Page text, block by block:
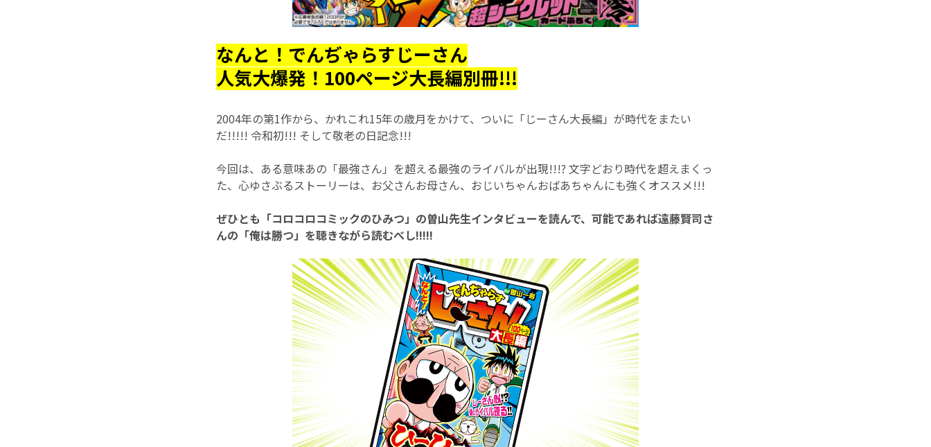
なんと！でんぢゃらすじーさん
人気大爆発！100ページ大長編別冊!!!
2004年の第1作から、かれこれ15年の歳月をかけて、ついに「じーさん大長編」が時代をまたい
だ!!!!! 令和初!!! そして敬老の日記念!!!
今回は、ある意味あの「最強さん」を超える最強のライバルが出現!!!? 文字どおり時代を超えまくっ
た、心ゆさぶるストーリーは、お父さんお母さん、おじいちゃんおばあちゃんにも強くオススメ!!!
ぜひとも「コロコロコミックのひみつ」の曽山先生インタビューを読んで、可能であれば遠藤賢司さ
んの「俺は勝つ」を聴きながら読むべし!!!!!